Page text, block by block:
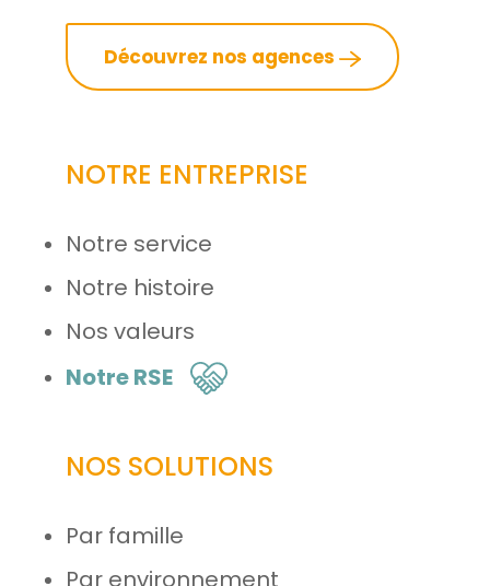
Découvrez nos agences
NOTRE ENTREPRISE
Notre service
Notre histoire
Nos valeurs
Notre RSE
NOS SOLUTIONS
Par famille